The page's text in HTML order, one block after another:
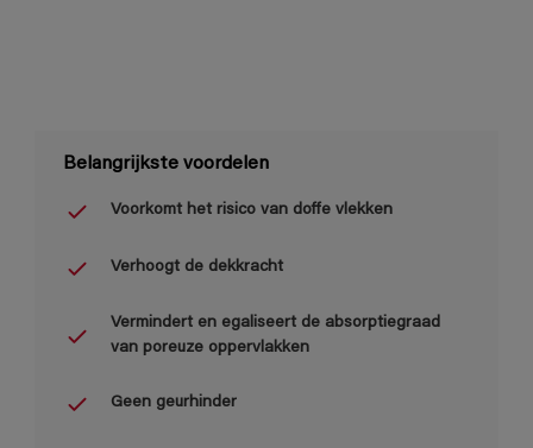
Belangrijkste voordelen
Voorkomt het risico van doffe vlekken
Verhoogt de dekkracht
Vermindert en egaliseert de absorptiegraad
van poreuze oppervlakken
Geen geurhinder